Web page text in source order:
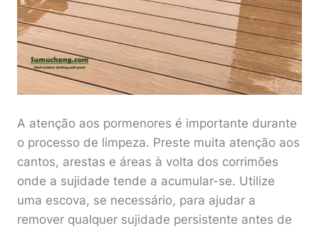
A atenção aos pormenores é importante durante
o processo de limpeza. Preste muita atenção aos
cantos, arestas e áreas à volta dos corrimões
onde a sujidade tende a acumular-se. Utilize
uma escova, se necessário, para ajudar a
remover qualquer sujidade persistente antes de